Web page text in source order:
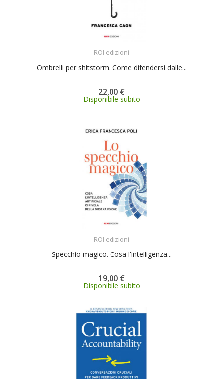
ROI edizioni
Ombrelli per shitstorm. Come difendersi dalle...
22,00 €
Disponibile subito
ROI edizioni
Specchio magico. Cosa l'intelligenza...
19,00 €
Disponibile subito